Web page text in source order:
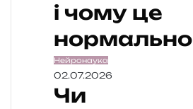
і чому це
нормально
Нейронаука
02.07.2026
Чи